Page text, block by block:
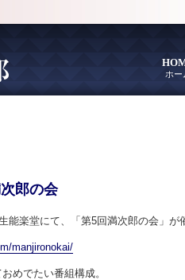
ホー
郎の会
能楽堂にて、「第5回満次郎の会」が
manjironokai/
めでたい番組構成。